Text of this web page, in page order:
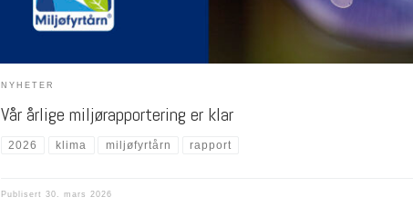
NYHETER
Vår årlige miljørapportering er klar
2026 klima miljøfyrtårn rapport
Publisert 30. mars 2026